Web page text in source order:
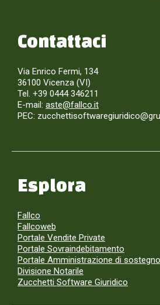
Contattaci
Via Enrico Fermi, 134
36100 Vicenza (VI)
Tel. +39 0444 346211
E-mail: aste@fallco.it
PEC:
Esplora
Fallco
Fallcoweb
Portale Vendite Private
Portale Sovraindebitamento
Portale Amministrazione di sostegno
Divisione Notarile
Zucchetti Software Giuridico